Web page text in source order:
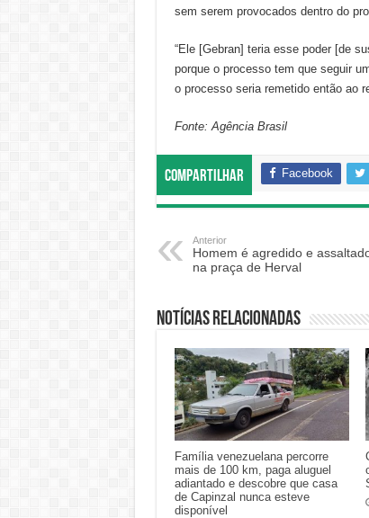
sem serem provocados dentro do
“Ele [Gebran] teria esse poder [de
porque o processo tem que seguir
o processo seria remetido então ao
Fonte: Agência Brasil
Compartilhar Facebook
Anterior
Homem é agredido e
na praça de Herval
Notícias relacionadas
Família venezuelana percorre
mais de 100 km, paga aluguel
adiantado e descobre que casa
de Capinzal nunca esteve
disponível